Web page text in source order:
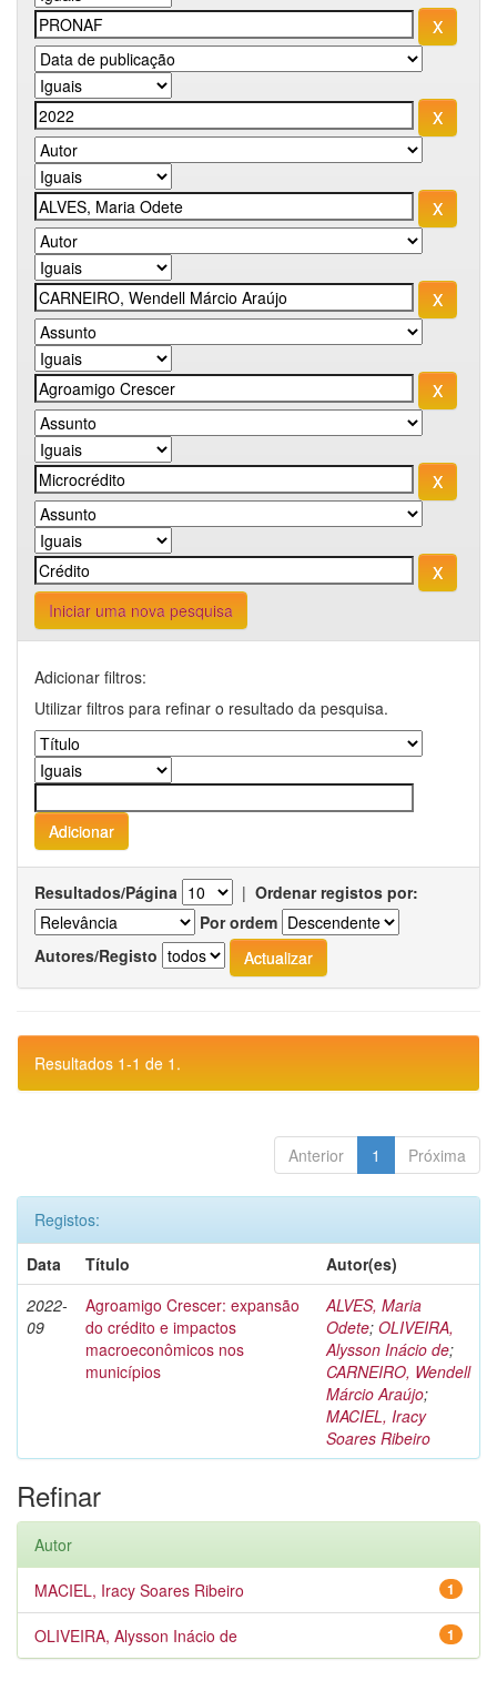
Iniciar uma nova pesquisa
Adicionar filtros:
Utilizar filtros para refinar o resultado da pesquisa.
Resultados/Página | Ordenar registos por:
Por ordem
Autores/Registo
Resultados 1-1 de 1.
Anterior 1 Próxima
Registos:
Data
Título
Autor(es)
2022-
09
Agroamigo Crescer: expansão
do crédito e impactos
macroeconômicos nos
municípios
ALVES, Maria
Odete; OLIVEIRA,
Alysson Inácio de;
CARNEIRO, Wendell
Márcio Araújo;
MACIEL, Iracy
Soares Ribeiro
Refinar
Autor
1
MACIEL, Iracy Soares Ribeiro
1
OLIVEIRA, Alysson Inácio de